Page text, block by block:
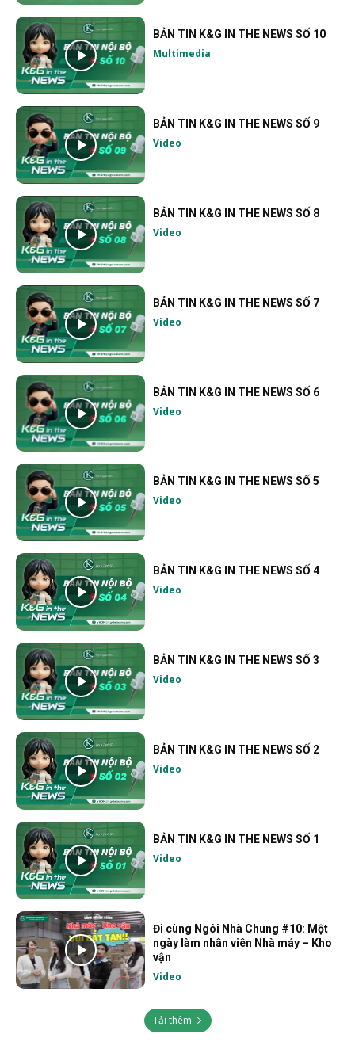
BẢN TIN K&G IN THE NEWS SỐ 10
Multimedia
BẢN TIN K&G IN THE NEWS SỐ 9
Video
BẢN TIN K&G IN THE NEWS SỐ 8
Video
BẢN TIN K&G IN THE NEWS SỐ 7
Video
BẢN TIN K&G IN THE NEWS SỐ 6
Video
BẢN TIN K&G IN THE NEWS SỐ 5
Video
BẢN TIN K&G IN THE NEWS SỐ 4
Video
BẢN TIN K&G IN THE NEWS SỐ 3
Video
BẢN TIN K&G IN THE NEWS SỐ 2
Video
BẢN TIN K&G IN THE NEWS SỐ 1
Video
Đi cùng Ngôi Nhà Chung #10: Một
ngày làm nhân viên Nhà máy – Kho
vận
Video
Tải thêm